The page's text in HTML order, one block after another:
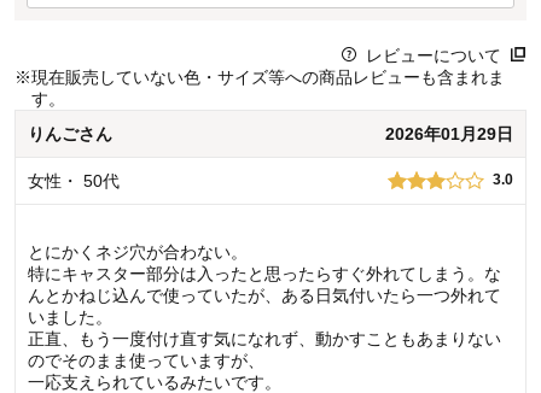
レビューについて
※現在販売していない色・サイズ等への商品レビューも含まれま
す。
りんごさん 2026年01月29日
女性 ・ 50代 3.0
とにかくネジ穴が合わない。
特にキャスター部分は入ったと思ったらすぐ外れてしまう。な
んとかねじ込んで使っていたが、ある日気付いたら一つ外れて
いました。
正直、もう一度付け直す気になれず、動かすこともあまりない
のでそのまま使っていますが、
一応支えられているみたいです。